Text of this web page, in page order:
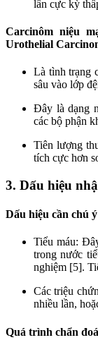
lấn cực kỳ
Carcinôm niệu
Urothelial
Là tình trạng
sâu vào lớp
Đây là dạng
các bộ phận
Tiên lượng
tích cực hơn
3. Dấu hiệu
Dấu hiệu cần chú
Tiểu máu:
trong nước
nghiệm [5].
Các triệu
nhiều lần,
Quá trình chẩn